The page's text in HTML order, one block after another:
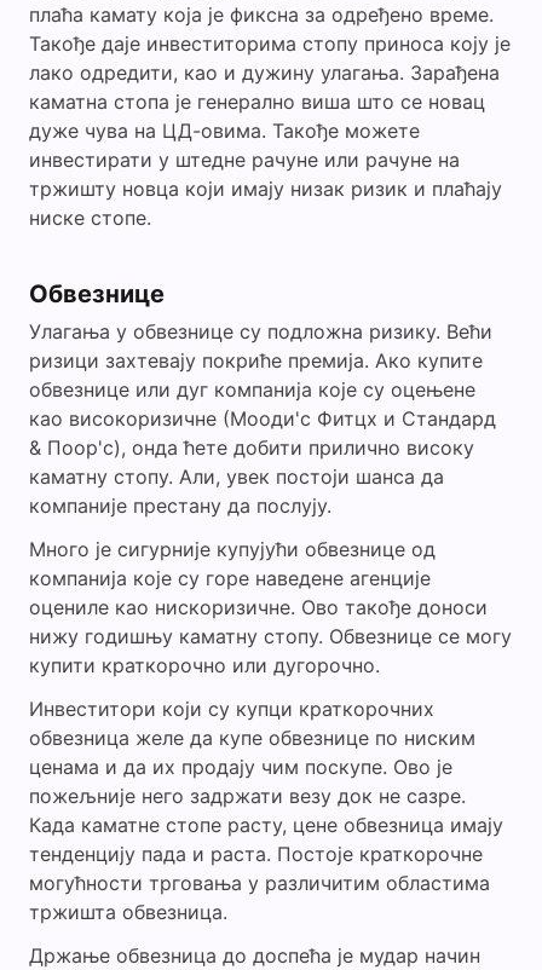
плаћа камату која је фиксна за одређено време.
Такође даје инвеститорима стопу приноса коју је
лако одредити, као и дужину улагања. Зарађена
каматна стопа је генерално виша што се новац
дуже чува на ЦД-овима. Такође можете
инвестирати у штедне рачуне или рачуне на
тржишту новца који имају низак ризик и плаћају
ниске стопе.
Обвезнице
Улагања у обвезнице су подложна ризику. Већи
ризици захтевају покриће премија. Ако купите
обвезнице или дуг компанија које су оцењене
као високоризичне (Мооди'с Фитцх и Стандард
& Поор'с), онда ћете добити прилично високу
каматну стопу. Али, увек постоји шанса да
компаније престану да послују.
Много је сигурније купујући обвезнице од
компанија које су горе наведене агенције
оцениле као нискоризичне. Ово такође доноси
нижу годишњу каматну стопу. Обвезнице се могу
купити краткорочно или дугорочно.
Инвеститори који су купци краткорочних
обвезница желе да купе обвезнице по ниским
ценама и да их продају чим поскупе. Ово је
пожељније него задржати везу док не сазре.
Када каматне стопе расту, цене обвезница имају
тенденцију пада и раста. Постоје краткорочне
могућности трговања у различитим областима
тржишта обвезница.
Држање обвезница до доспећа је мудар начин